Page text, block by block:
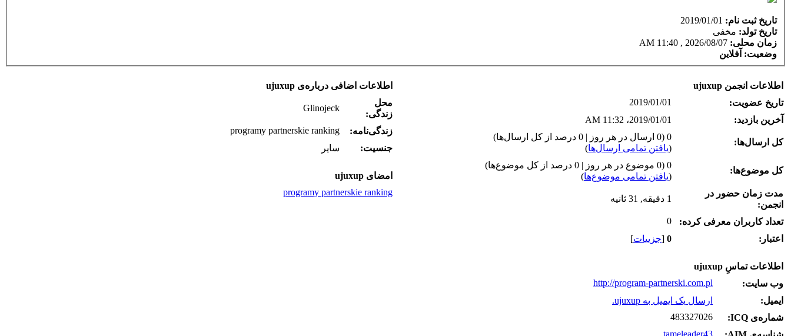
تاریخ ثبت نام: 2019/01/01
تاریخ تولد: مخفی
زمان محلی: 2026/08/07 , 11:40 AM
وضعیت: آفلاین
اطلاعات انجمن ujuxup
تاریخ عضویت:
2019/01/01
آخرین بازدید:
2019/01/01، 11:32 AM
کل ارسال‌ها:
0 (0 ارسال در هر روز | 0 درصد از کل ارسال‌ها)
(یافتن تمامی ارسال‌ها)
کل موضوع‌ها:
0 (0 موضوع در هر روز | 0 درصد از کل موضوع‌ها)
(یافتن تمامی موضوع‌ها)
مدت زمان حضور در
انجمن:
1 دقیقه, 31 ثانیه
تعداد کاربران معرفی کرده:
0
اعتبار:
0
[جزییات]
اطلاعات تماسِ ujuxup
وب‌ سایت:
http://program-partnerski.com.pl
ایمیل:
ارسال یک ایمیل به ujuxup.
شماره‌ی ICQ:
483327026
اطلاعات اضافی درباره‌ی ujuxup
محل
زندگی:
Glinojeck
زندگی‌نامه:
programy partnerskie ranking
جنسیت:
سایر
امضای ujuxup
programy partnerskie ranking